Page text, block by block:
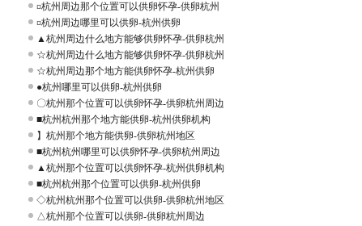
¤杭州周边那个位置可以供卵怀孕-供卵杭州
¤杭州周边哪里可以供卵-杭州供卵
▲杭州周边什么地方能够供卵怀孕-供卵杭州
☆杭州周边什么地方能够供卵怀孕-供卵杭州
☆杭州周边那个地方能供卵怀孕-杭州供卵
●杭州哪里可以供卵-杭州供卵
〇杭州那个位置可以供卵怀孕-供卵杭州周边
■杭州杭州那个地方能供卵-杭州供卵机构
】杭州那个地方能供卵-供卵杭州地区
■杭州杭州哪里可以供卵怀孕-供卵杭州周边
▲杭州那个位置可以供卵怀孕-杭州供卵机构
■杭州杭州那个位置可以供卵-杭州供卵
◇杭州杭州那个位置可以供卵-供卵杭州地区
△杭州那个位置可以供卵-供卵杭州周边